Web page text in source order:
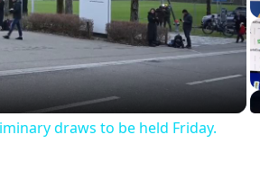
draws to be held Friday.